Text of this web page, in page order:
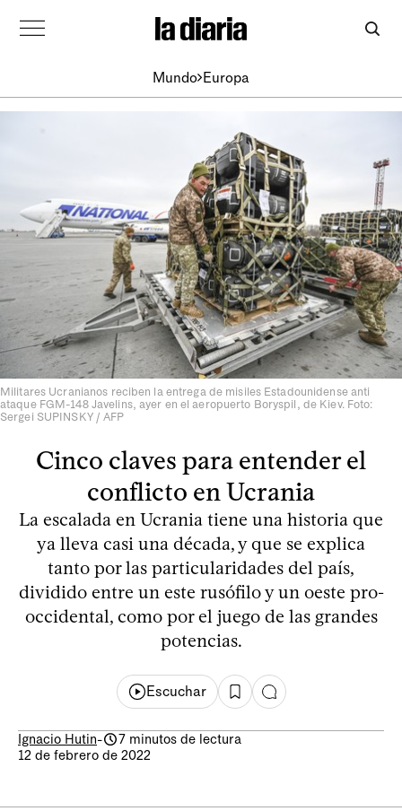
Mundo Europa
Militares Ucranianos reciben la entrega de misiles Estadounidense anti
ataque FGM-148 Javelins, ayer en el aeropuerto Boryspil, de Kiev. Foto:
Sergei SUPINSKY / AFP
Cinco claves para entender el
conflicto en Ucrania
La escalada en Ucrania tiene una historia que
ya lleva casi una década, y que se explica
tanto por las particularidades del país,
dividido entre un este rusófilo y un oeste pro-
occidental, como por el juego de las grandes
potencias.
Escuchar
Ignacio Hutin-
7 minutos de lectura
12 de febrero de 2022